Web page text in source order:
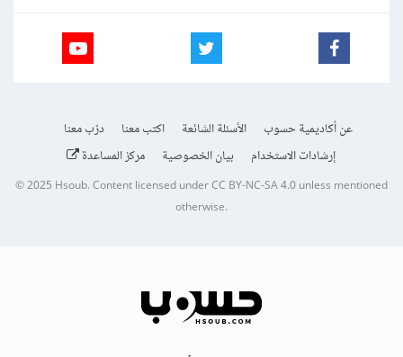
عن أكاديمية حسوب الأسئلة الشائعة اكتب معنا
درّب معنا
إرشادات الاستخدام
بيان الخصوصية مركز المساعدة
© 2025Hsoub.Content licensed underCC BY-NC-SA 4.0unless mentioned
otherwise.